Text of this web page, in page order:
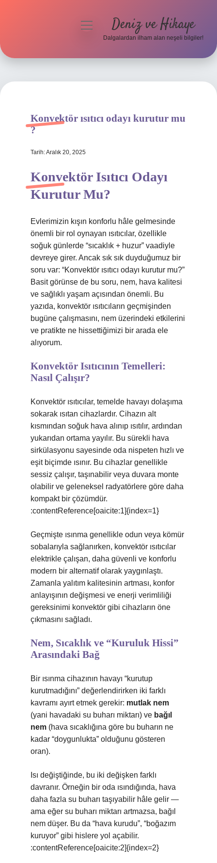
Hakkımızda
menüyü
Deniz ve Hikaye
Dalgalardan ilham alan neşeli bilgiler!
Konvektör ısıtıcı odayı kurutur mu
?
Tarih: Aralık 20, 2025
Konvektör Isıtıcı Odayı
Kurutur Mu?
Evlerimizin kışın konforlu hâle gelmesinde
önemli bir rol oynayan ısıtıcılar, özellikle
soğuk günlerde “sıcaklık + huzur” vaadiyle
devreye girer. Ancak sık sık duyduğumuz bir
soru var: “Konvektör ısıtıcı odayı kurutur mu?”
Basit görünse de bu soru, nem, hava kalitesi
ve sağlıklı yaşam açısından önemli. Bu
yazıda, konvektör ısıtıcıların geçmişinden
bugüne çalışmasını, nem üzerindeki etkilerini
ve pratikte ne hissettiğimizi bir arada ele
alıyorum.
Konvektör Isıtıcının Temelleri:
Nasıl Çalışır?
Konvektör ısıtıcılar, temelde havayı dolaşıma
sokarak ısıtan cihazlardır. Cihazın alt
kısmından soğuk hava alınıp ısıtılır, ardından
yukarıdan ortama yayılır. Bu sürekli hava
sirkülasyonu sayesinde oda nispeten hızlı ve
eşit biçimde ısınır. Bu cihazlar genellikle
sessiz çalışır, taşınabilir veya duvara monte
olabilir ve geleneksel radyatörlere göre daha
kompakt bir çözümdür.
:contentReference[oaicite:1]{index=1}
Geçmişte ısınma genellikle odun veya kömür
sobalarıyla sağlanırken, konvektör ısıtıcılar
elektrikle çalışan, daha güvenli ve konforlu
modern bir alternatif olarak yaygınlaştı.
Zamanla yalıtım kalitesinin artması, konfor
anlayışının değişmesi ve enerji verimliliği
gereksinimi konvektör gibi cihazların öne
çıkmasını sağladı.
Nem, Sıcaklık ve “Kuruluk Hissi”
Arasındaki Bağ
Bir ısınma cihazının havayı “kurutup
kurutmadığını” değerlendirirken iki farklı
kavramı ayırt etmek gerekir: mutlak nem
(yani havadaki su buharı miktarı) ve bağıl
nem (hava sıcaklığına göre bu buharın ne
kadar “doygunlukta” olduğunu gösteren
oran).
Isı değiştiğinde, bu iki değişken farklı
davranır. Örneğin bir oda ısındığında, hava
daha fazla su buharı taşıyabilir hâle gelir —
ama eğer su buharı miktarı artmazsa, bağıl
nem düşer. Bu da “hava kurudu”, “boğazım
kuruyor” gibi hislere yol açabilir.
:contentReference[oaicite:2]{index=2}